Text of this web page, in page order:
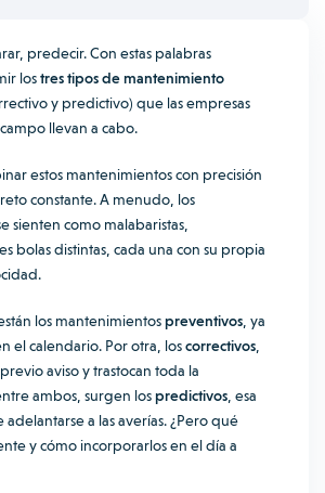
predecir. Con estas palabras
lostres tipos de mantenimiento
y predictivo) que las empresas
llevan a cabo.
estos mantenimientos con precisión
constante. A menudo, los
sienten como malabaristas,
bolas distintas, cada una con su propia
los mantenimientospreventivos , ya
el calendario. Por otra, loscorrectivos
aviso y trastocan toda la
ambos, surgen lospredictivos , esa
a las averías. ¿Pero qué
y cómo incorporarlos en el día a